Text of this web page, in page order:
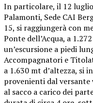
In particolare, il 12
Palamonti, Sede CAI
15, si raggiungerà con
Ponte dell’Acqua, a
un’escursione a piedi
Accompagnatori e
a 1.630 mt d’altezza, si
provenienti dal
al sacco a carico dei